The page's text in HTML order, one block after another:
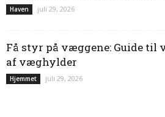
Haven juli 29, 2026
Få styr på væggene: Guide til
af væghylder
Hjemmet juli 29, 2026